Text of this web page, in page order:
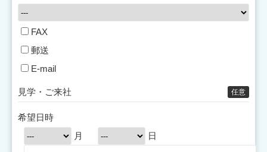
FAX
郵送
E-mail
見学・ご来社 任意
希望日時
月
日